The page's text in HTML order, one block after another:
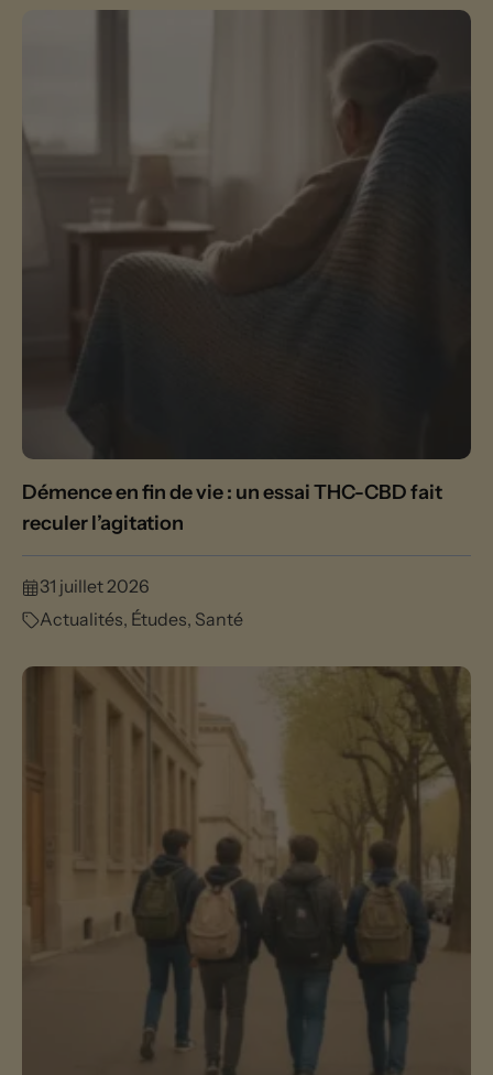
Démence en fin de vie : un essai THC-CBD fait
reculer l’agitation
31 juillet 2026
Actualités, Études, Santé